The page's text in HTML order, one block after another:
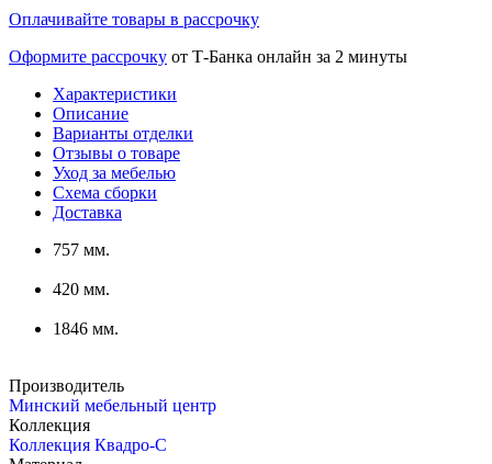
Оплачивайте товары в рассрочку
Оформите рассрочку от Т-Банка онлайн за 2 минуты
Характеристики
Описание
Варианты отделки
Отзывы о товаре
Уход за мебелью
Схема сборки
Доставка
757 мм.
420 мм.
1846 мм.
Производитель
Минский мебельный центр
Коллекция
Коллекция Квадро-С